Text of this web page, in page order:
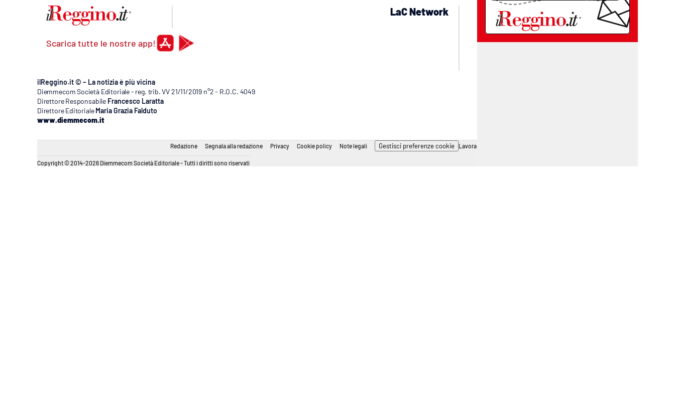
Vai
Scarica tutte le nostre app!
LaC Network
lacplay.it
lactv.it
laconair.it
lacitymag.it
lacapitalenews.it
cosenzachannel.it
ilReggino.it © – La notizia è più vicina
Diemmecom Società Editoriale - reg. trib. VV 21/11/2019 n°2 - R.O.C. 4049
Direttore Responsabile Francesco Laratta
Direttore Editoriale Maria Grazia Falduto
www.diemmecom.it
Redazione Segnala alla redazione Privacy Cookie policy Note legali Gestisci preferenze cookie Lavora con noi
Copyright © 2014-2026 Diemmecom Società Editoriale - Tutti i diritti sono riservati